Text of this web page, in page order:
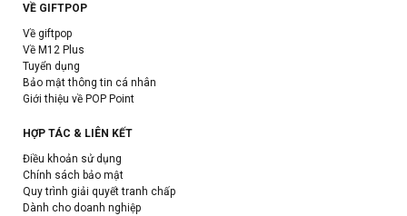
VỀ GIFTPOP
Về giftpop
Về M12 Plus
Tuyển dụng
Bảo mật thông tin cá nhân
Giới thiệu về POP Point
HỢP TÁC & LIÊN KẾT
Điều khoản sử dụng
Chính sách bảo mật
Quy trình giải quyết tranh chấp
Dành cho doanh nghiệp